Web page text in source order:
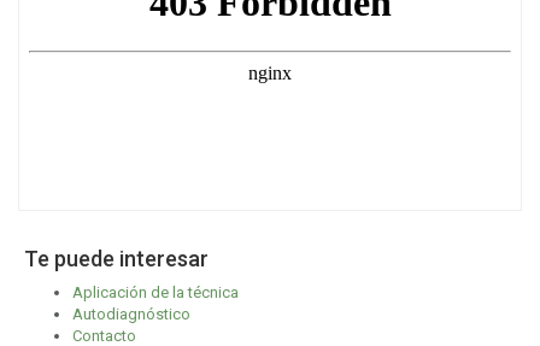
Te puede interesar
Aplicación de la técnica
Autodiagnóstico
Contacto